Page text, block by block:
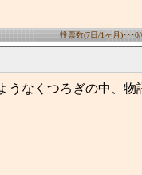
投票数(7日/1ヶ月)･･･
うなくつろぎの中、物